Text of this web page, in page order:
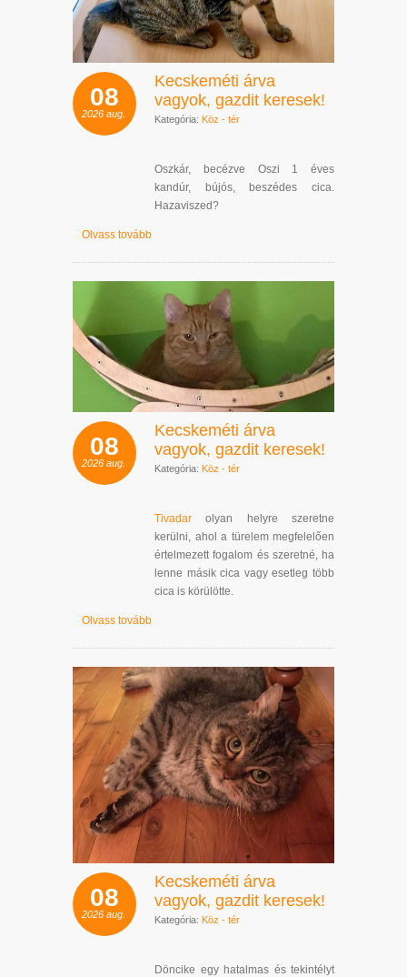
08
2026 aug.
Kecskeméti árva
vagyok, gazdit keresek!
Kategória: Köz - tér
Oszkár, becézve Oszi 1 éves
kandúr, bújós, beszédes cica.
Hazaviszed?
Olvass tovább
08
2026 aug.
Kecskeméti árva
vagyok, gazdit keresek!
Kategória: Köz - tér
Tivadar olyan helyre szeretne
kerülni, ahol a türelem megfelelően
értelmezett fogalom és szeretné, ha
lenne másik cica vagy esetleg több
cica is körülötte.
Olvass tovább
08
2026 aug.
Kecskeméti árva
vagyok, gazdit keresek!
Kategória: Köz - tér
Döncike egy hatalmas és tekintélyt